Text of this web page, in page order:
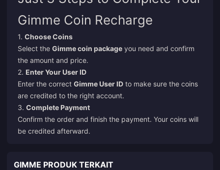
Gimme Coin Recharge
1. Choose Coins
Select the Gimme coin package you need and confirm
the amount and price.
2. Enter Your User ID
Enter the correct Gimme User ID to make sure the coins
are credited to the right account.
3. Complete Payment
Confirm the order and finish the payment. Your coins will
be credited afterward.
GIMME PRODUK TERKAIT